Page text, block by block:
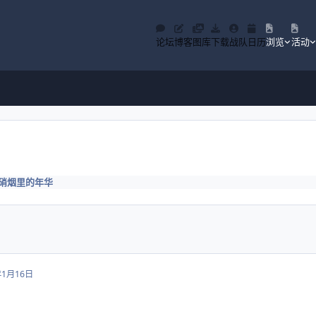
论坛博客图库下载战队 日历浏览 活动
烟里的年华
月16日